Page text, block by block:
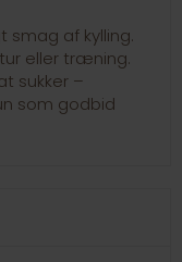
af kylling.
eller træning.
sukker –
som godbid